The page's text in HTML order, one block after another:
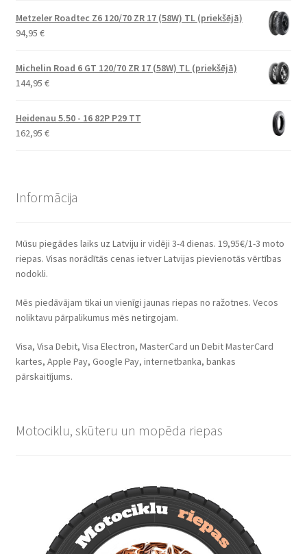
Metzeler Roadtec Z6 120/70 ZR 17 (58W) TL (priekšējā)
94,95 €
Michelin Road 6 GT 120/70 ZR 17 (58W) TL (priekšējā)
144,95 €
Heidenau 5.50 - 16 82P P29 TT
162,95 €
Informācija
Mūsu piegādes laiks uz Latviju ir vidēji 3-4 dienas. 19,95€/1-3 moto
riepas. Visas norādītās cenas ietver Latvijas pievienotās vērtības
nodokli.
Mēs piedāvājam tikai un vienīgi jaunas riepas no ražotnes. Vecos
noliktavu pārpalikumus mēs netirgojam.
Visa, Visa Debit, Visa Electron, MasterCard un Debit MasterCard
kartes, Apple Pay, Google Pay, internetbanka, bankas
pārskaitījums.
Motociklu, skūteru un mopēda riepas